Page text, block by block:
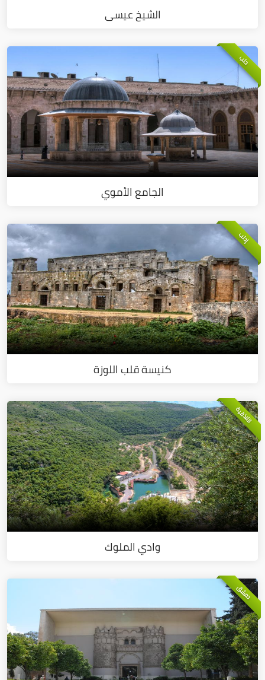
الشيخ عيسى
حلب
الجامع الأموي
إدلب
كنيسة قلب اللوزة
اللاذقية
وادي الملوك
دمشق